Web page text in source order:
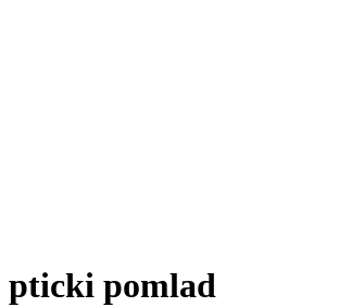
pticki pomlad